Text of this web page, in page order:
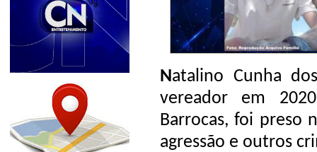
N atalino Cunha
vereador em
Barrocas, foi preso
agressão e outros